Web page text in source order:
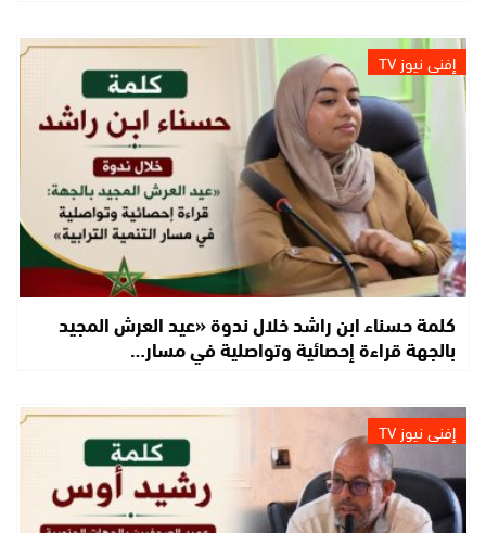
إفني نيوز TV
كلمة حسناء ابن راشد خلال ندوة «عيد العرش المجيد
بالجهة قراءة إحصائية وتواصلية في مسار…
إفني نيوز TV